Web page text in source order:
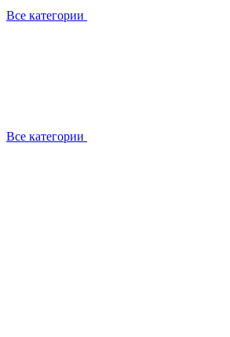
Все категории
Все категории